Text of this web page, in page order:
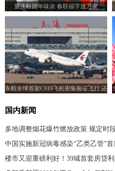
重庆校园年味浓 春联福字送万家
东航全球首架C919飞机密集验证飞行 还
国内新闻
多地调整烟花爆竹燃放政策 规定时
中国实施新冠病毒感染“乙类乙管”
楼市又迎重磅利好！39城首套房贷